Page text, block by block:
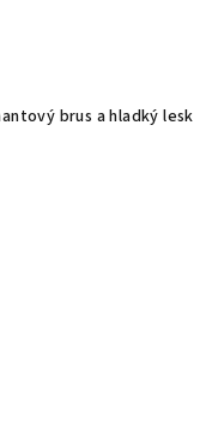
brus a hladký lesk